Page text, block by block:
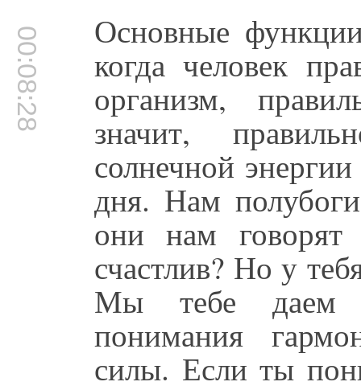
00:08:28 Основные
когда человек
организм,
значит,
солнечной
дня. Нам
они нам
счастлив? Но у
Мы тебе даем
понимания
силы. Если ты